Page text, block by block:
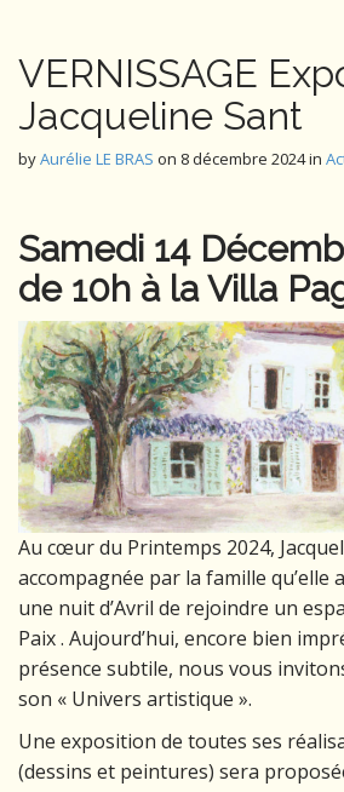
VERNISSAGE
Jacqueline Sant
byAurélie LE BRAS on 8 décembre 2024in
Samedi 14
de 10h à la Villa
Au cœur du Printemps 2024,
accompagnée par la famille qu’elle
une nuit d’Avril de rejoindre un
Paix . Aujourd’hui, encore bien
présence subtile, nous vous
son « Univers artistique ».
Une exposition de toutes ses
(dessins et peintures) sera